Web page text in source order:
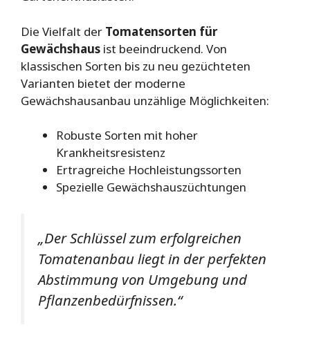
Die Vielfalt der Tomatensorten für
Gewächshaus ist beeindruckend. Von
klassischen Sorten bis zu neu gezüchteten
Varianten bietet der moderne
Gewächshausanbau unzählige Möglichkeiten:
Robuste Sorten mit hoher
Krankheitsresistenz
Ertragreiche Hochleistungssorten
Spezielle Gewächshauszüchtungen
„Der Schlüssel zum erfolgreichen
Tomatenanbau liegt in der perfekten
Abstimmung von Umgebung und
Pflanzenbedürfnissen.“